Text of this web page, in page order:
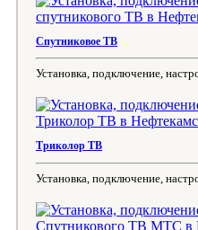
Спутниковое ТВ
Установка, подключение,
Триколор ТВ
Установка, подключение,